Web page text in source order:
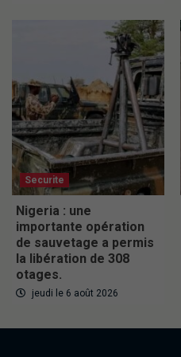
Securite
Nigeria : une
importante opération
de sauvetage a permis
la libération de 308
otages.
jeudi le 6 août 2026